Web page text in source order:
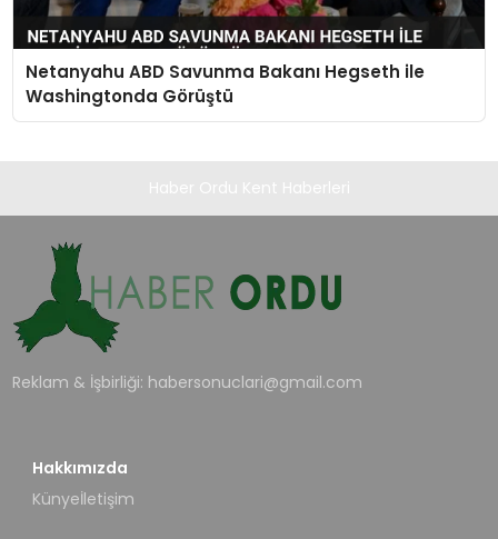
Netanyahu ABD Savunma Bakanı Hegseth ile
Washingtonda Görüştü
Reklam & İşbirliği: habersonuclari@gmail.com
Hakkımızda
Künyeİletişim